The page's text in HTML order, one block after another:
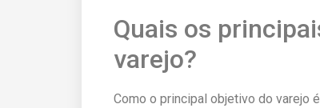
Quais os
varejo?
Como o principal objetivo do varejo